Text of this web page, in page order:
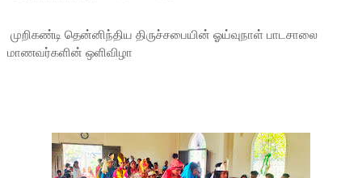
முறிகண்டி தென்னிந்திய திருச்சபையின் ஓய்வுநாள் பாடசாலை
மாணவர்களின் ஒளிவிழா